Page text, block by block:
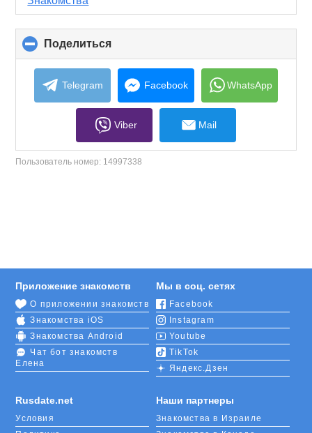
Поделиться
to
collapse
contents
Telegram Facebook WhatsApp
Viber Mail
Пользователь номер: 14997338
Rusdate.net
Условия
Приложение знакомств
О приложении знакомств
Знакомства iOS
Знакомства Android
Чат бот знакомств
Елена
Мы в соц. сетях
Facebook
Instagram
Youtube
TikTok
Яндекс.Дзен
Наши партнеры
Знакомства в Израиле